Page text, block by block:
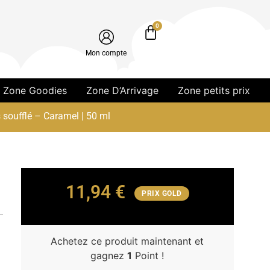
Mon compte
0
Zone Goodies Zone D’Arrivage Zone petits prix
– Caramel | 50 ml
11,94 € PRIX GOLD
Achetez ce produit maintenant et
gagnez1 Point !